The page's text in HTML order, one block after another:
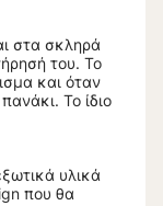
στα σκληρά
του. Το
και όταν
To ίδιο
υλικά
που θα